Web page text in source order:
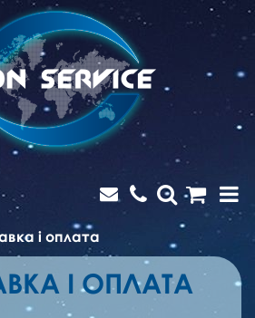
і оплата
І ОПЛАТА